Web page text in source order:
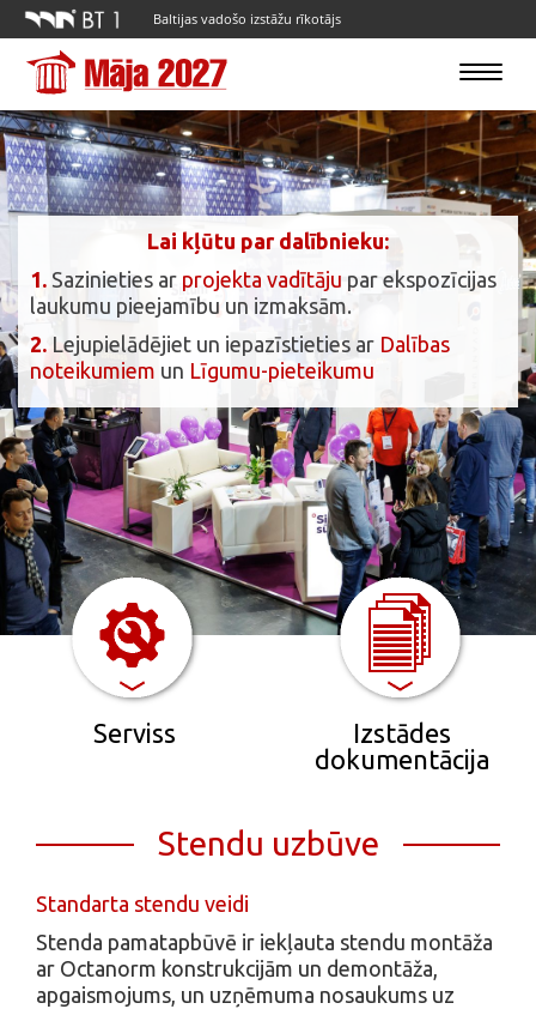
Baltijas vadošo izstāžu rīkotājs
Toggle
Lai kļūtu par dalībnieku:
1. Sazinieties ar projekta vadītāju par ekspozīcijas
laukumu pieejamību un izmaksām.
2. Lejupielādējiet un iepazīstieties ar Dalības
noteikumiem un Līgumu-pieteikumu
Serviss
Izstādes
dokumentācija
Stendu uzbūve
Standarta stendu veidi
Stenda pamatapbūvē ir iekļauta stendu montāža
ar Octanorm konstrukcijām un demontāža,
apgaismojums, un uzņēmuma nosaukums uz